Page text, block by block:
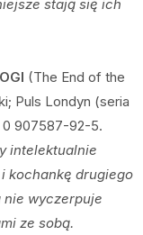
stają się ich
(The End of the
Puls Londyn (seria
0 907587-92-5.
intelektualnie
kochankę drugiego
wyczerpuje
ze sobą.